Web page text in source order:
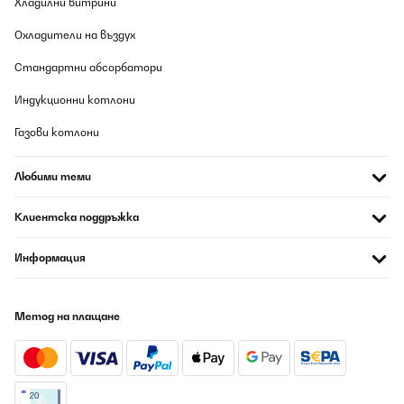
styling, very retro as it says. After frothing a caution!! Again read
ПОТВЪРДЕН ПРЕГЛЕД
06/08/2026
Охладители на въздух
Стандартни абсорбатори
Индукционни котлони
Газови котлони
Любими теми
Клиентска поддръжка
Информация
Метод на плащане